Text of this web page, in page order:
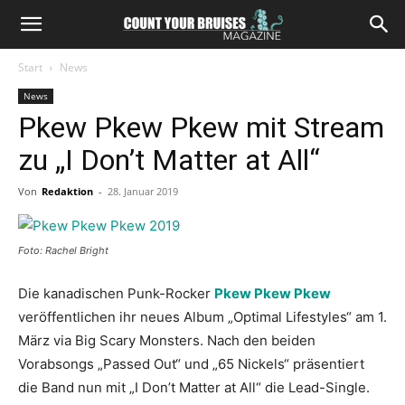
Start News
News
Pkew Pkew Pkew mit Stream
zu „I Don’t Matter at All“
Von Redaktion - 28. Januar 2019
Foto: Rachel Bright
Die kanadischen Punk-Rocker Pkew Pkew Pkew
veröffentlichen ihr neues Album „Optimal Lifestyles“ am 1.
März via Big Scary Monsters. Nach den beiden
Vorabsongs „Passed Out“ und „65 Nickels“ präsentiert
die Band nun mit „I Don’t Matter at All“ die Lead-Single.